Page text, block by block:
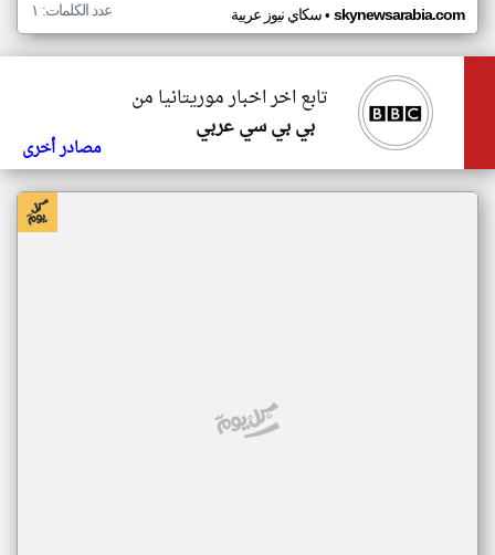
سكاي نيوز عربية• skynewsarabia.com عدد الكلمات: ١
تابع اخر اخبار موريتانيا من
بي بي سي عربي
مصادر أخرى